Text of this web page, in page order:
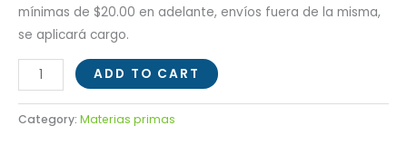
mínimas de $20.00 en adelante, envíos fuera de la misma,
se aplicará cargo.
ADD TO CART
Category: Materias primas